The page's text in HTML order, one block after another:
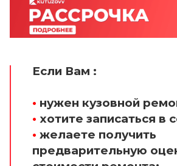
Если Вам :
• нужен кузовной
• хотите записаться в
• желаете получить
предварительную